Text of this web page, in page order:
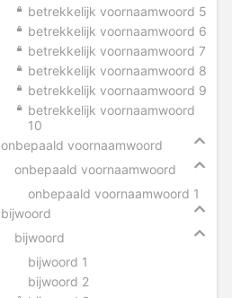
betrekkelijk voornaamwoord 5
betrekkelijk voornaamwoord 6
betrekkelijk voornaamwoord 7
betrekkelijk voornaamwoord 8
betrekkelijk voornaamwoord 9
betrekkelijk voornaamwoord
10
onbepaald voornaamwoord
onbepaald voornaamwoord
onbepaald voornaamwoord 1
bijwoord
bijwoord
bijwoord 1
bijwoord 2